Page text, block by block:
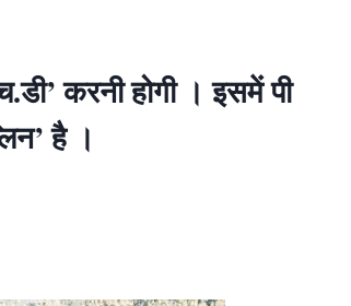
करनी होगी । इसमें पी
है ।